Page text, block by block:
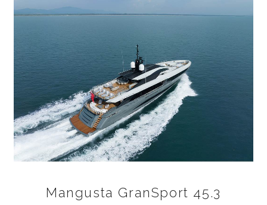
Mangusta GranSport 45.3